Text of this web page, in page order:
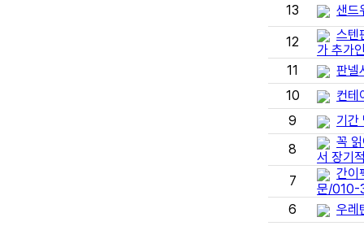
13
샌드
12
스텐
가 추가
11
판넬
10
컨테
9
기간
8
꼭
서 장기
7
간이
문/
6
우레